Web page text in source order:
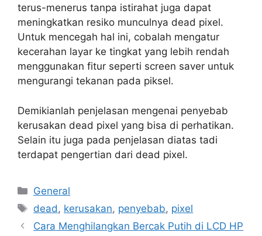
terus-menerus tanpa istirahat juga dapat
meningkatkan resiko munculnya dead pixel.
Untuk mencegah hal ini, cobalah mengatur
kecerahan layar ke tingkat yang lebih rendah
menggunakan fitur seperti screen saver untuk
mengurangi tekanan pada piksel.
Demikianlah penjelasan mengenai penyebab
kerusakan dead pixel yang bisa di perhatikan.
Selain itu juga pada penjelasan diatas tadi
terdapat pengertian dari dead pixel.
Categories
General
Tags
dead , kerusakan, penyebab, pixel
Cara Menghilangkan Bercak Putih di LCD HP